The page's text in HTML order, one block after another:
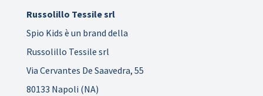
Russolillo Tessile srl
Spio Kids è un brand della
Russolillo Tessile srl
Via Cervantes De Saavedra, 55
80133 Napoli (NA)